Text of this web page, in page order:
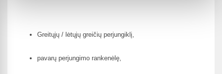
Greitųjų / lėtųjų greičių perjungiklį,
pavarų perjungimo rankenėlę,